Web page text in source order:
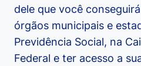
dele que você
órgãos municipais e
Previdência Social, na
Federal e ter acesso a